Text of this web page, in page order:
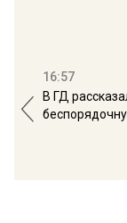
16:57
В ГД